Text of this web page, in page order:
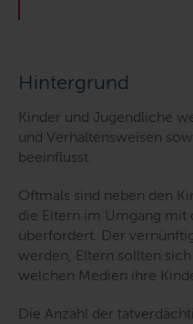
Hintergrund
Kinder und Jugendliche
und Verhaltensweisen
beeinflusst.
Oftmals sind neben den
die Eltern im Umgang mit
überfordert. Der
werden, Eltern sollten
welchen Medien ihre
Die Anzahl der